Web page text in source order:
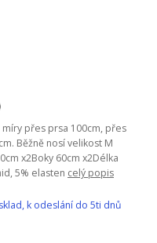
přes prsa 100cm, přes
Běžně nosí velikost M
x2Boky 60cm x2Délka
5% elasten celý popis
k odeslání do 5ti dnů